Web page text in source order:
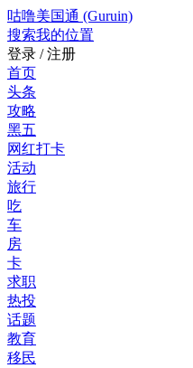
咕噜美国通 (Guruin)
搜索我的位置
登录 / 注册
首页
头条
攻略
黑五
网红打卡
活动
旅行
吃
车
房
卡
求职
热投
话题
教育
移民